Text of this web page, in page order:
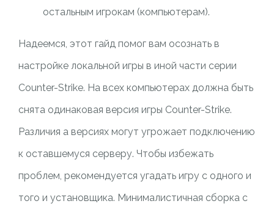
остальным игрокам (компьютерам).
Надеемся, этот гайд помог вам осознать в
настройке локальной игры в иной части серии
Counter-Strike. На всех компьютерах должна быть
снята одинаковая версия игры Counter-Strike.
Различия а версиях могут угрожает подключению
к оставшемуся серверу. Чтобы избежать
проблем, рекомендуется угадать игру с одного и
того и установщика. Минималистичная сборка с